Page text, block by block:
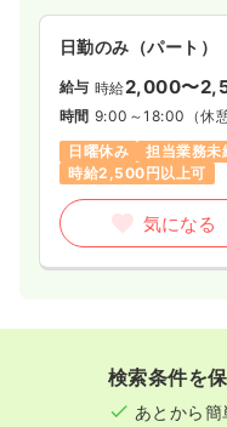
日勤のみ（パート）
給与 時給2,000〜
時間 9:00～18:00 （休
日曜休み
担当業務未
時給2,500円以上可
気になる
検索条件を
あとから簡